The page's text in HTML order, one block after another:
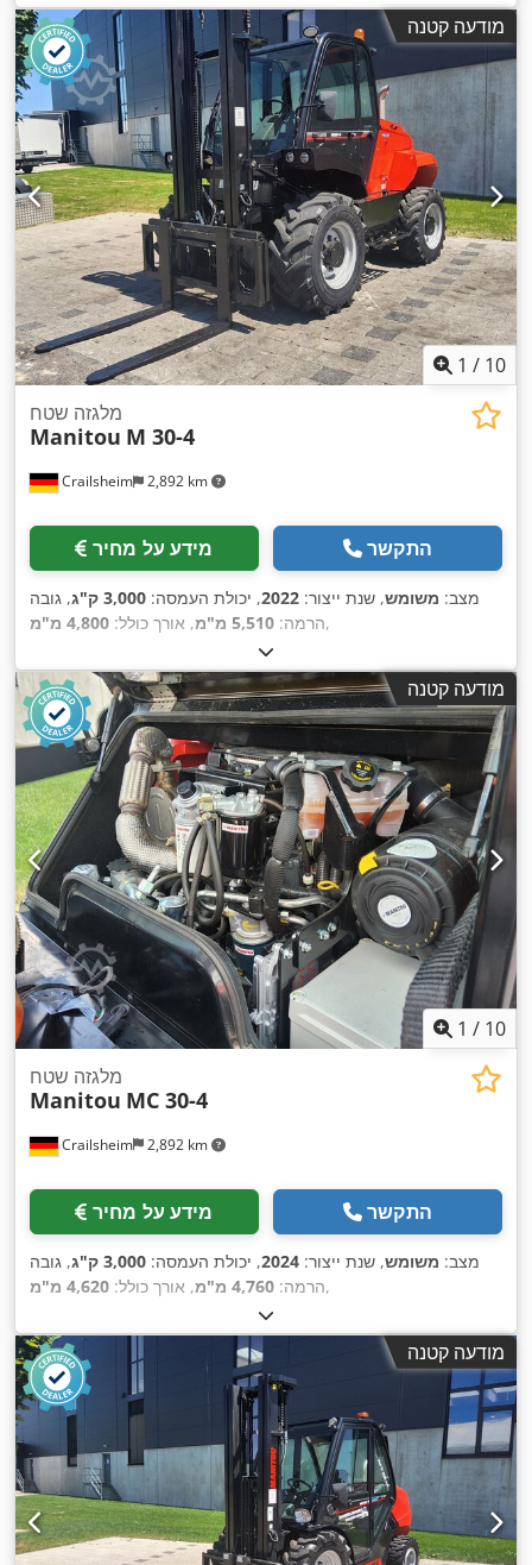
מודעה קטנה
1 / 10
Crailsheim 2,892 km
מלגזה שטח
Manitou M 30-4
מידע על מחיר התקשר
מצב: משומש, שנת ייצור: 2022, יכולת העמסה: 3,000 ק"ג
, גובה
הרמה: 5,510 מ"מ , אורך כולל: 4,800 מ"מ ,
מודעה קטנה
1 / 10
Crailsheim 2,892 km
מלגזה שטח
Manitou MC 30-4
מידע על מחיר התקשר
מצב: משומש, שנת ייצור: 2024, יכולת העמסה: 3,000 ק"ג
, גובה
הרמה: 4,760 מ"מ , אורך כולל: 4,620 מ"מ ,
מודעה קטנה